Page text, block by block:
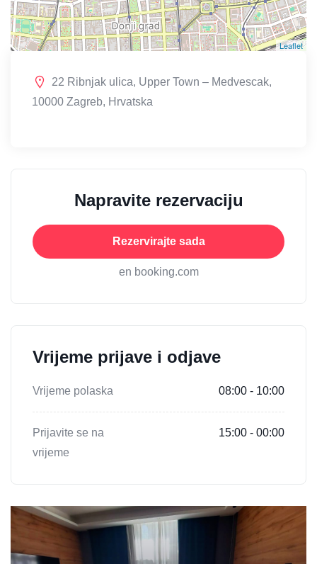
Leaflet
22 Ribnjak ulica, Upper Town – Medvescak,
10000 Zagreb, Hrvatska
Napravite rezervaciju
Rezervirajte sada
en booking.com
Vrijeme prijave i odjave
Vrijeme polaska 08:00 - 10:00
Prijavite se na
vrijeme
15:00 - 00:00